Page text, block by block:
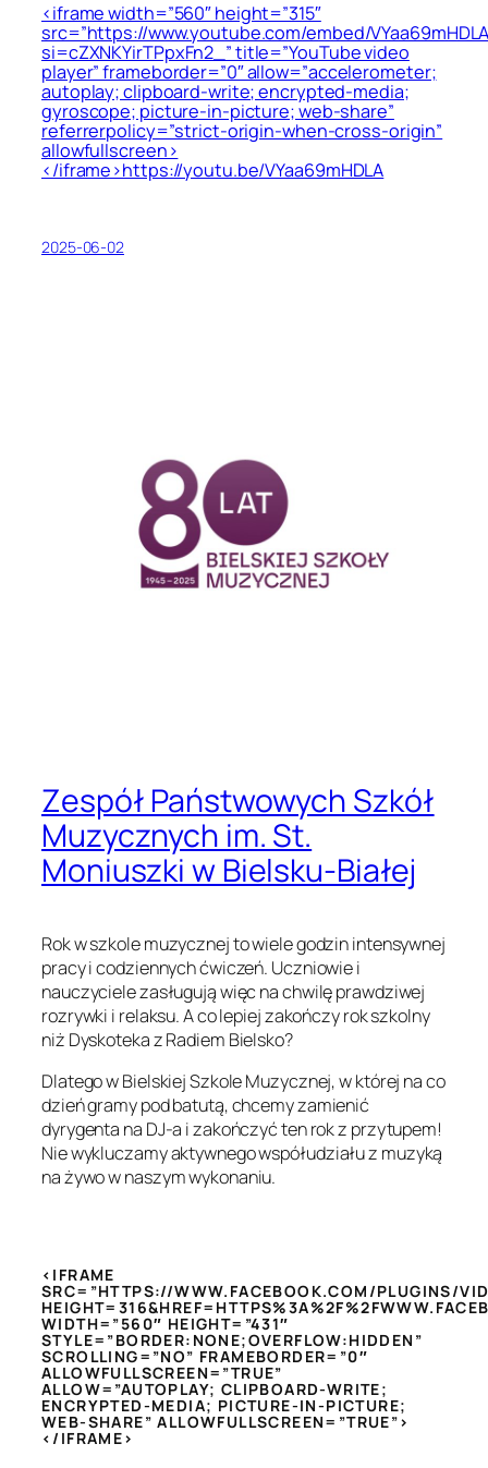
<iframe width=”560″ height=”315″
src=”https://www.youtube.com/embed/
si=cZXNKYirTPpxFn2_” title=”YouTube video
player” frameborder=”0″ allow=”accelerometer;
autoplay; clipboard-write; encrypted-media;
gyroscope; picture-in-picture; web-share”
referrerpolicy=”strict-origin-when-cross-origin”
allowfullscreen>
</iframe>https://youtu.be/VYaa69mHDLA
2025-06-02
Zespół Państwowych Szkół
Muzycznych im. St.
Moniuszki w Bielsku-Białej
Rok w szkole muzycznej to wiele godzin intensywnej
pracy i codziennych ćwiczeń. Uczniowie i
nauczyciele zasługują więc na chwilę prawdziwej
rozrywki i relaksu. A co lepiej zakończy rok szkolny
niż Dyskoteka z Radiem Bielsko?
Dlatego w Bielskiej Szkole Muzycznej, w której na co
dzień gramy pod batutą, chcemy zamienić
dyrygenta na DJ-a i zakończyć ten rok z przytupem!
Nie wykluczamy aktywnego współudziału z muzyką
na żywo w naszym wykonaniu.
<IFRAME
SRC=”HTTPS://WWW.FACEBOOK.COM/PLUGINS/
WIDTH=”560″ HEIGHT=”431″
STYLE=”BORDER:NONE;OVERFLOW:HIDDEN”
SCROLLING=”NO” FRAMEBORDER=”0″
ALLOWFULLSCREEN=”TRUE”
ALLOW=”AUTOPLAY; CLIPBOARD-WRITE;
ENCRYPTED-MEDIA; PICTURE-IN-PICTURE;
WEB-SHARE” ALLOWFULLSCREEN=”TRUE”>
</IFRAME>